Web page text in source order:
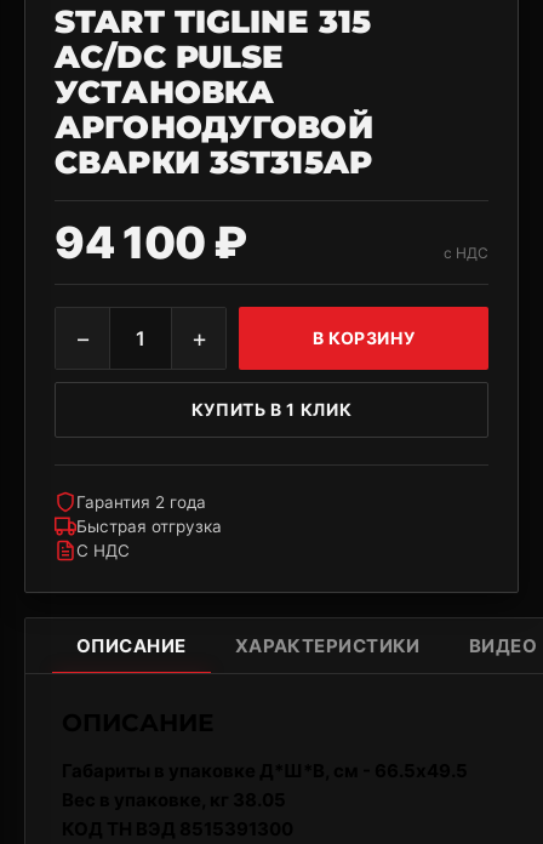
ОПИСАНИЕ ХАРАКТЕРИСТИКИ ВИДЕО
START TIGLINE 315
AC/DC PULSE
УСТАНОВКА
АРГОНОДУГОВОЙ
СВАРКИ 3ST315AP
94 100 ₽ с НДС
− 1 + В КОРЗИНУ
КУПИТЬ В 1 КЛИК
Гарантия 2 года
Быстрая отгрузка
С НДС